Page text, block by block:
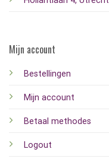
Mijn account
Bestellingen
Mijn account
Betaal methodes
Logout